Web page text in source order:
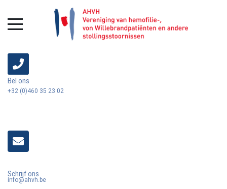
Bel ons
+32 (0)460 35 23 02
Schrijf ons
info@ahvh.be